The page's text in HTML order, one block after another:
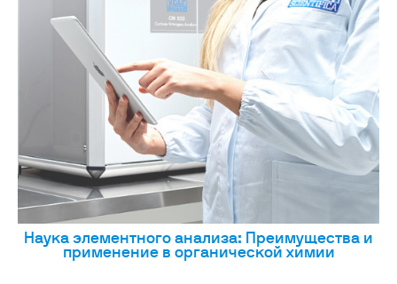
Наука элементного анализа: Преимущества и
применение в органической химии